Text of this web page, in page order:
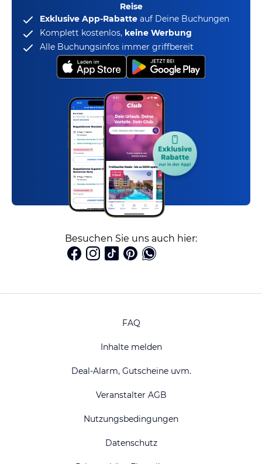
Reise
Exklusive App-Rabatte auf Deine Buchungen
Komplett kostenlos, keine Werbung
Alle Buchungsinfos immer griffbereit
Besuchen Sie uns auch hier:
FAQ
Inhalte melden
Deal-Alarm, Gutscheine uvm.
Veranstalter AGB
Nutzungsbedingungen
Datenschutz